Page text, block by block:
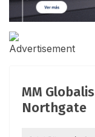
MM
Northgate